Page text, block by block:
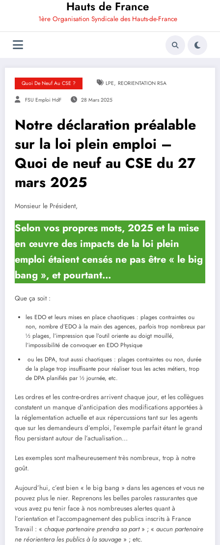
Hauts de France
1ère Organisation Syndicale des Hauts-de-France
Quoi De Neuf Au CSE ? LPE, REORIENTATION RSA
FSU Emploi HdF 28 Mars 2025
Notre déclaration préalable
sur la loi plein emploi –
Quoi de neuf au CSE du 27
mars 2025
Monsieur le Président,
Selon vos propres mots, 2025 et la mise
en œuvre des impacts de la loi plein
emploi étaient censés ne pas être « le big
bang », et pourtant…
Que ça soit :
les EDO et leurs mises en place chaotiques : plages contraintes ou
non, nombre d’EDO à la main des agences, parfois trop nombreux par
½ plages, l’impression que l’outil oriente au doigt mouillé,
l’impossibilité de convoquer en EDO Physique
ou les DPA, tout aussi chaotiques : plages contraintes ou non, durée
de la plage trop insuffisante pour réaliser tous les actes métiers, trop
de DPA planifiés par ½ journée, etc.
Les ordres et les contre-ordres arrivent chaque jour, et les collègues
constatent un manque d’anticipation des modifications apportées à
la réglementation actuelle et aux répercussions tant sur les agents
que sur les demandeurs d’emploi, l’exemple parfait étant le grand
flou persistant autour de l’actualisation…
Les exemples sont malheureusement très nombreux, trop à notre
goût.
Aujourd’hui, c’est bien « le big bang » dans les agences et vous ne
pouvez plus le nier. Reprenons les belles paroles rassurantes que
vous avez pu tenir face à nos nombreuses alertes quant à
l’orientation et l’accompagnement des publics inscrits à France
Travail : « chaque partenaire prendra sa part» ; « aucun partenaire
ne réorientera les publics à la sauvage » ; etc.